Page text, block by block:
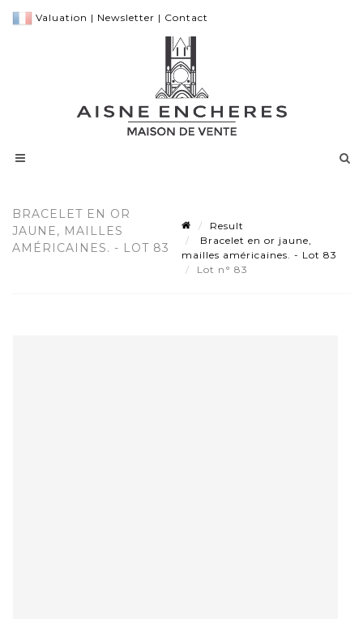
Valuation | Newsletter | Contact
BRACELET EN OR
JAUNE, MAILLES
AMÉRICAINES. - LOT 83
Result
Bracelet en or jaune,
mailles américaines. - Lot 83
Lot n° 83